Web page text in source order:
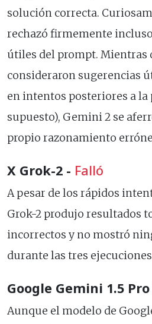
solución correcta.
rechazó firmemente
útiles del prompt. Mientras
consideraron sugerencias
en intentos posteriores a la
supuesto), Gemini 2 se
propio razonamiento
X Grok-2 - Falló
A pesar de los rápidos
Grok-2 produjo resultados
incorrectos y no mostró
durante las tres
Google Gemini 1.5 Pro
Aunque el modelo de